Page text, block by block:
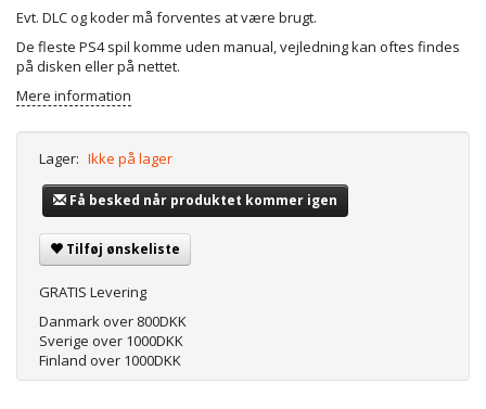
Evt. DLC og koder må forventes at være brugt.
De fleste PS4 spil komme uden manual, vejledning kan oftes findes
på disken eller på nettet.
Mere information
Lager: Ikke på lager
Få besked når produktet kommer igen
Tilføj ønskeliste
GRATIS Levering
Danmark over 800DKK
Sverige over 1000DKK
Finland over 1000DKK